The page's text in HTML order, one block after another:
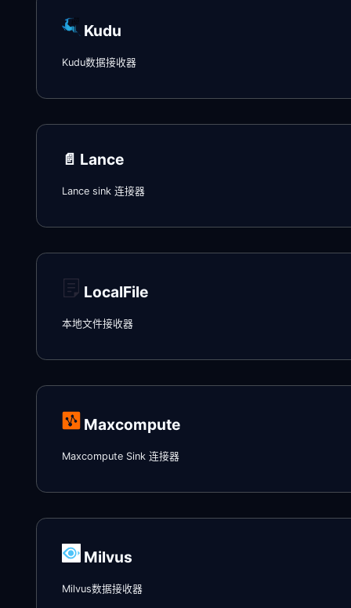
Kudu
Kudu数据接收器
📄️ Lance
Lance sink 连接器
LocalFile
本地文件接收器
Maxcompute
Maxcompute Sink 连接器
Milvus
Milvus数据接收器